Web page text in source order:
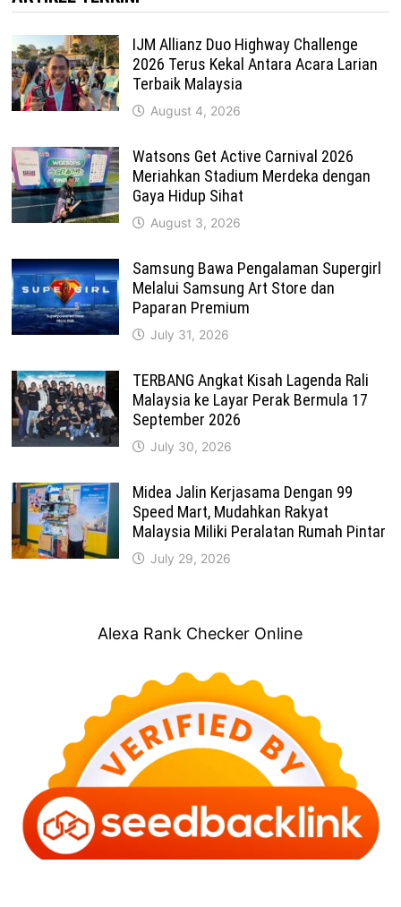
IJM Allianz Duo Highway Challenge
2026 Terus Kekal Antara Acara Larian
Terbaik Malaysia
August 4, 2026
Watsons Get Active Carnival 2026
Meriahkan Stadium Merdeka dengan
Gaya Hidup Sihat
August 3, 2026
Samsung Bawa Pengalaman Supergirl
Melalui Samsung Art Store dan
Paparan Premium
July 31, 2026
TERBANG Angkat Kisah Lagenda Rali
Malaysia ke Layar Perak Bermula 17
September 2026
July 30, 2026
Midea Jalin Kerjasama Dengan 99
Speed Mart, Mudahkan Rakyat
Malaysia Miliki Peralatan Rumah Pintar
July 29, 2026
Alexa Rank Checker Online